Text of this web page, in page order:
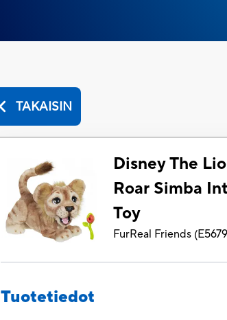
TAKAISIN
Disney The
Roar Simba
Toy
FurReal Friends (
Tuotetiedot